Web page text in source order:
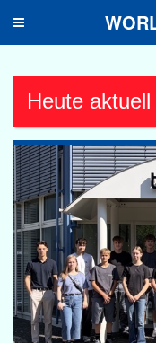
Toggle
Heute aktuell